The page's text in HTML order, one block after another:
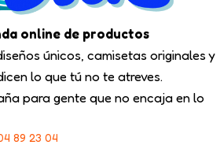
online de productos
únicos, camisetas originales y
lo que tú no te atreves.
para gente que no encaja en lo
89 23 04